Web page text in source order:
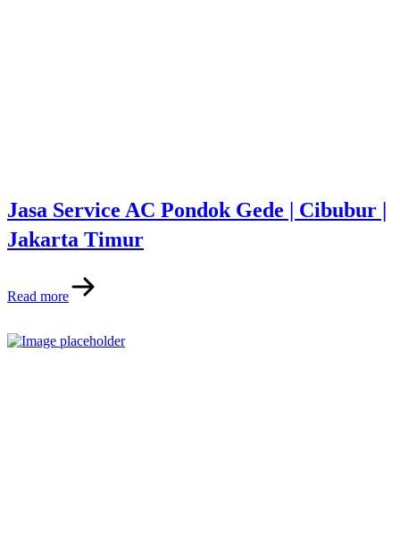
Jasa Service AC Pondok Gede | Cibubur |
Jakarta Timur
Read more